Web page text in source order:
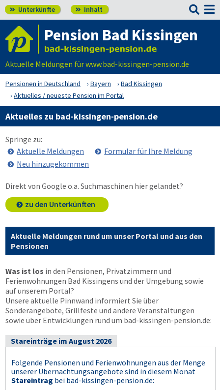
 Unterkünfte  Inhalt 
Pension Bad Kissingen
Aktuelle Meldungen für www.bad-kissingen-pension.de
Pensionen in Deutschland Bayern
Bad Kissingen
Aktuelles / neueste Pension im Portal
Aktuelles zu bad-kissingen-pension.de
Springe zu:
Aktuelle Meldungen
Formular für Ihre Meldung
Neu hinzugekommen
Direkt von Google o.a. Suchmaschinen hier gelandet?
zu den Unterkünften
Aktuelle Meldungen rund um unser Portal und aus den
Pensionen
Was ist los in den Pensionen, Privatzimmern und
Ferienwohnungen Bad Kissingens und der Umgebung sowie
auf unserem Portal?
Unsere aktuelle Pinnwand informiert Sie über
Sonderangebote, Grillfeste und andere Veranstaltungen
sowie über Entwicklungen rund um bad-kissingen-pension.de:
Stareinträge im August 2026
Folgende Pensionen und Ferienwohnungen aus der Menge
unserer Übernachtungsangebote sind in diesem Monat
Stareintrag bei bad-kissingen-pension.de: